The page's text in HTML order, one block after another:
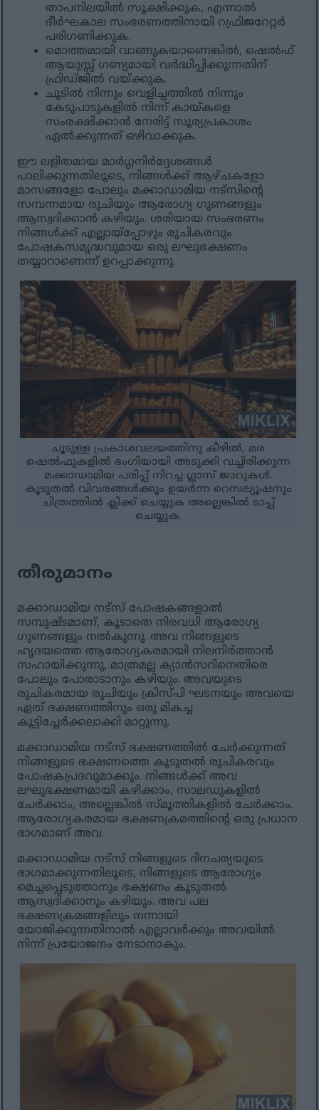
താപനിലയിൽ സൂക്ഷിക്കുക, എന്നാൽ
ദീർഘകാല സംഭരണത്തിനായി റഫ്രിജറേറ്റർ
പരിഗണിക്കുക.
മൊത്തമായി വാങ്ങുകയാണെങ്കിൽ, ഷെൽഫ്
ആയുസ്സ് ഗണ്യമായി വർദ്ധിപ്പിക്കുന്നതിന്
ഫ്രിഡ്ജിൽ വയ്ക്കുക.
ചൂടിൽ നിന്നും വെളിച്ചത്തിൽ നിന്നും
കേടുപാടുകളിൽ നിന്ന് കായ്കളെ
സംരക്ഷിക്കാൻ നേരിട്ട് സൂര്യപ്രകാശം
ഏൽക്കുന്നത് ഒഴിവാക്കുക.
ഈ ലളിതമായ മാർഗ്ഗനിർദ്ദേശങ്ങൾ
പാലിക്കുന്നതിലൂടെ, നിങ്ങൾക്ക് ആഴ്ചകളോ
മാസങ്ങളോ പോലും മക്കാഡാമിയ നട്സിന്റെ
സമ്പന്നമായ രുചിയും ആരോഗ്യ ഗുണങ്ങളും
ആസ്വദിക്കാൻ കഴിയും. ശരിയായ സംഭരണം
നിങ്ങൾക്ക് എല്ലായ്പ്പോഴും രുചികരവും
പോഷകസമൃദ്ധവുമായ ഒരു ലഘുഭക്ഷണം
തയ്യാറാണെന്ന് ഉറപ്പാക്കുന്നു.
ചൂടുള്ള പ്രകാശവലയത്തിനു കീഴിൽ, മര
ഷെൽഫുകളിൽ ഭംഗിയായി അടുക്കി വച്ചിരിക്കുന്ന
മക്കാഡാമിയ പരിപ്പ് നിറച്ച ഗ്ലാസ് ജാറുകൾ.
കൂടുതൽ വിവരങ്ങൾക്കും ഉയർന്ന റെസല്യൂഷനും
ചിത്രത്തിൽ ക്ലിക്ക് ചെയ്യുക അല്ലെങ്കിൽ ടാപ്പ്
ചെയ്യുക.
തീരുമാനം
മക്കാഡാമിയ നട്‌സ് പോഷകങ്ങളാൽ
സമ്പുഷ്ടമാണ്, കൂടാതെ നിരവധി ആരോഗ്യ
ഗുണങ്ങളും നൽകുന്നു. അവ നിങ്ങളുടെ
ഹൃദയത്തെ ആരോഗ്യകരമായി നിലനിർത്താൻ
സഹായിക്കുന്നു, മാത്രമല്ല ക്യാൻസറിനെതിരെ
പോലും പോരാടാനും കഴിയും. അവയുടെ
രുചികരമായ രുചിയും ക്രിസ്പി ഘടനയും അവയെ
ഏത് ഭക്ഷണത്തിനും ഒരു മികച്ച
കൂട്ടിച്ചേർക്കലാക്കി മാറ്റുന്നു.
മക്കാഡാമിയ നട്‌സ് ഭക്ഷണത്തിൽ ചേർക്കുന്നത്
നിങ്ങളുടെ ഭക്ഷണത്തെ കൂടുതൽ രുചികരവും
പോഷകപ്രദവുമാക്കും. നിങ്ങൾക്ക് അവ
ലഘുഭക്ഷണമായി കഴിക്കാം, സാലഡുകളിൽ
ചേർക്കാം, അല്ലെങ്കിൽ സ്മൂത്തികളിൽ ചേർക്കാം.
ആരോഗ്യകരമായ ഭക്ഷണക്രമത്തിന്റെ ഒരു പ്രധാന
ഭാഗമാണ് അവ.
മക്കാഡാമിയ നട്‌സ് നിങ്ങളുടെ ദിനചര്യയുടെ
ഭാഗമാക്കുന്നതിലൂടെ, നിങ്ങളുടെ ആരോഗ്യം
മെച്ചപ്പെടുത്താനും ഭക്ഷണം കൂടുതൽ
ആസ്വദിക്കാനും കഴിയും. അവ പല
ഭക്ഷണക്രമങ്ങളിലും നന്നായി
യോജിക്കുന്നതിനാൽ എല്ലാവർക്കും അവയിൽ
നിന്ന് പ്രയോജനം നേടാനാകും.